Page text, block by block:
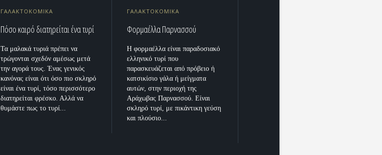
ΓΑΛΑΚΤΟΚΟΜΙΚΑ
Πόσο καιρό διατηρείται ένα τυρί
Τα μαλακά τυριά πρέπει να
τρώγονται σχεδόν αμέσως μετά
την αγορά τους. Ένας γενικός
κανόνας είναι ότι όσο πιο σκληρό
είναι ένα τυρί, τόσο περισσότερο
διατηρείται φρέσκο. Αλλά να
θυμάστε πως το τυρί...
ΓΑΛΑΚΤΟΚΟΜΙΚΑ
Φορμαέλλα Παρνασσού
Η φορμαέλλα είναι παραδοσιακό
ελληνικό τυρί που
παρασκευάζεται από πρόβειο ή
κατσικίσιο γάλα ή μείγματα
αυτών, στην περιοχή της
Αράχωβας Παρνασσού. Είναι
σκληρό τυρί, με πικάντικη γεύση
και πλούσιο...